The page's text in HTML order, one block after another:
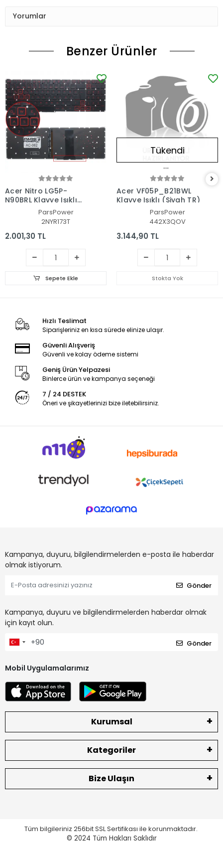
Yorumlar
Benzer Ürünler
Acer Nitro LG5P-
N90BRL Klavye Işıklı
(Siyah TR)ParsPower
2NYR173T
2.001,30 TL
Sepete Ekle
Tükendi
Acer VF05P_B21BWL
Klavye Işıklı (Siyah TR)
ParsPower
442X3QOV
3.144,90 TL
Stokta Yok
Hızlı Teslimat
Siparişleriniz en kısa sürede elinize ulaşır.
Güvenli Alışveriş
Güvenli ve kolay ödeme sistemi
Geniş Ürün Yelpazesi
Binlerce ürün ve kampanya seçeneği
7 / 24 DESTEK
Öneri ve şikayetlerinizi bize iletebilirsiniz.
Kampanya, duyuru, bilgilendirmelerden e-posta ile haberdar
olmak istiyorum.
Gönder
Kampanya, duyuru ve bilgilendirmelerden haberdar olmak
için kayıt olun.
Gönder
Mobil Uygulamalarımız
Kurumsal
Kategoriler
Bize Ulaşın
Tüm bilgileriniz 256bit SSL Sertifikası ile korunmaktadır.
© 2024 Tüm Hakları Saklıdır